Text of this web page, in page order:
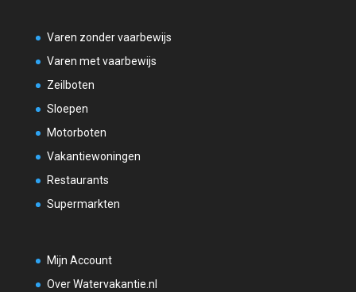
Varen zonder vaarbewijs
Varen met vaarbewijs
Zeilboten
Sloepen
Motorboten
Vakantiewoningen
Restaurants
Supermarkten
Mijn Account
Over Watervakantie.nl